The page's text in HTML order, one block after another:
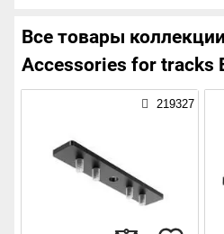
Все товары коллекции
Accessories for tracks
219327